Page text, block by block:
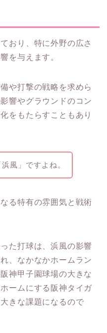
おり、特に外野の広さ
を与えます。
や打撃の戦略を求めら
響やグラウンドのコン
をもたらすこともあり
風」ですよね。
る特有の雰囲気と戦術
た打球は、浜風の影響
、なかなかホームラン
神甲子園球場の大きな
ームにする阪神タイガ
きな課題になるので